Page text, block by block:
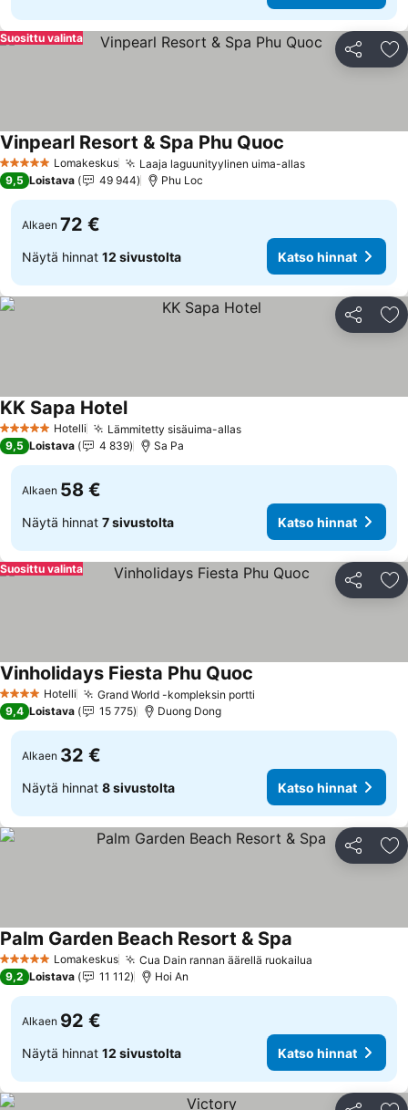
Jaa
Suosittu valinta
5 TähtiluokitusLomakeskus Laaja laguunityylinen uima-allasKatso hinnat
Vinpearl Resort & Spa Phu Quoc
9,5 Loistava 49 944 Phu Loc
Alkaen 72 €
Näytä hinnat 12 sivustolta Katso hinnat
Jaa
5 Tähtiluokitus
Hotelli Lämmitetty sisäuima-allasKatso hinnat
KK Sapa HotelKatso hinnat
9,5 Loistava 4 839 Sa Pa
Alkaen 58 €
Näytä hinnat 7 sivustolta Katso hinnat
Jaa
Suosittu valinta
4 Tähtiluokitus
Hotelli Grand World -kompleksin portti
Vinholidays Fiesta Phu Quoc
9,4 Loistava 15 775 Duong Dong
Alkaen 32 €
Näytä hinnat 8 sivustolta Katso hinnat
Jaa
5 TähtiluokitusLomakeskus Cua Dain rannan äärellä ruokailua
Palm Garden Beach Resort & Spa
9,2 Loistava 11 112 Hoi An
Alkaen 92 €
Näytä hinnat 12 sivustolta Katso hinnat